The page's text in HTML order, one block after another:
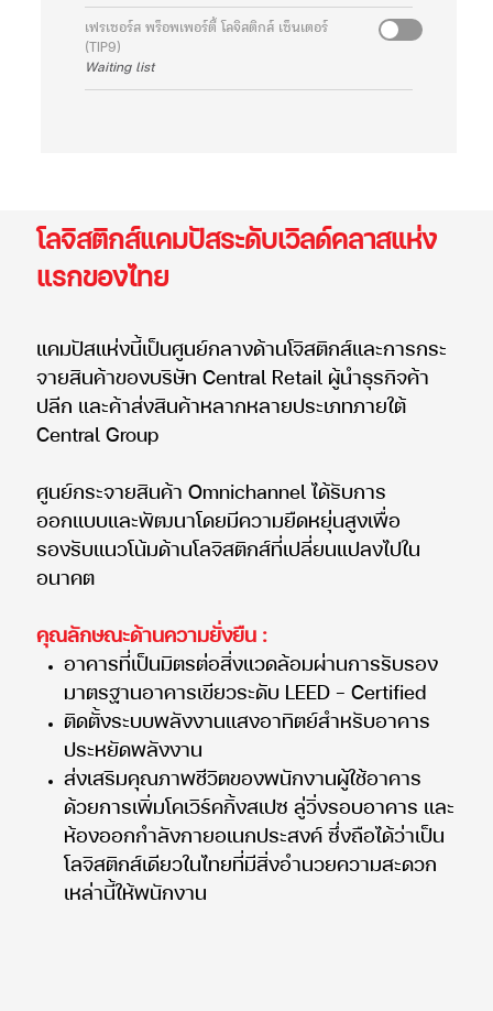
เฟรเซอร์ส พร็อพเพอร์ตี้ โลจิสติกส์ เซ็นเตอร์
(TIP9)
Waiting list
โลจิสติกส์แคมปัสระดับเวิลด์คลาสแห่ง
แรกของไทย
แคมปัสแห่งนี้เป็นศูนย์กลางด้านโจิสติกส์และการกระ
จายสินค้าของบริษัท Central Retail ผู้นำธุรกิจค้า
ปลีก และค้าส่งสินค้าหลากหลายประเภทภายใต้
Central Group
ศูนย์กระจายสินค้า Omnichannel ได้รับการ
ออกแบบและพัฒนาโดยมีความยืดหยุ่นสูงเพื่อ
รองรับแนวโน้มด้านโลจิสติกส์ที่เปลี่ยนแปลงไปใน
อนาคต
คุณลักษณะด้านความยั่งยืน :
อาคารที่เป็นมิตรต่อสิ่งแวดล้อมผ่านการรับรอง
มาตรฐานอาคารเขียวระดับ LEED - Certified
ติดตั้งระบบพลังงานแสงอาทิตย์สำหรับอาคาร
ประหยัดพลังงาน
ส่งเสริมคุณภาพชีวิตของพนักงานผู้ใช้อาคาร
ด้วยการเพิ่มโคเวิร์คกิ้งสเปซ ลู่วิ่งรอบอาคาร และ
ห้องออกกำลังกายอเนกประสงค์ ซึ่งถือได้ว่าเป็น
โลจิสติกส์เดียวในไทยที่มีสิ่งอำนวยความสะดวก
เหล่านี้ให้พนักงาน